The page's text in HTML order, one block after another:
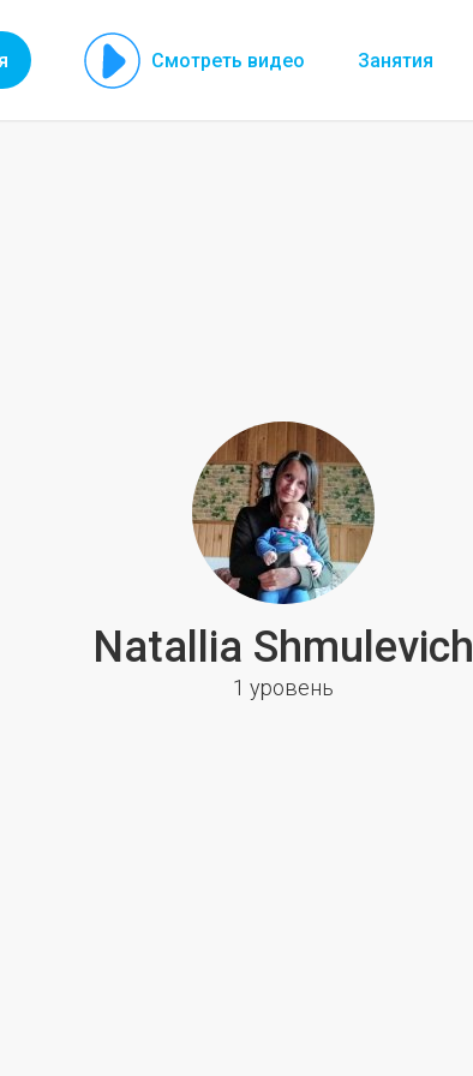
Смотреть видео Занятия
Natallia Shmulevich
1 уровень